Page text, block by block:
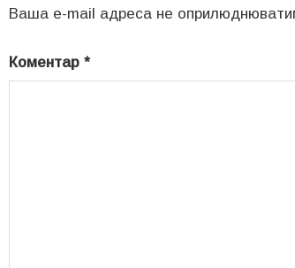
Ваша e-mail адреса не
Коментар *